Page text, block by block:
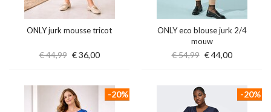
ONLY jurk mousse tricot
€ 44,99 € 36,00
ONLY eco blouse jurk 2/4
mouw
€ 54,99 € 44,00
-20% -20%